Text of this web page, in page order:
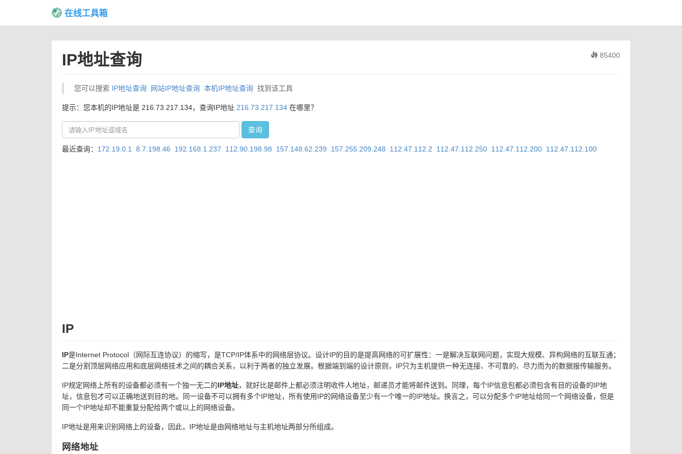
在线工具箱
IP地址查询 85400
您可以搜索 IP地址查询 网站IP地址查询 本机IP地址查询 找到该工具
提示：您本机的IP地址是 216.73.217.134，查询IP地址 216.73.217.134 在哪里？
查询
最近查询： 172.19.0.1 8.7.198.46 192.168.1.237 112.90.198.98 157.148.62.239 157.255.209.248 112.47.112.2 112.47.112.250 112.47.112.200 112.47.112.100
IP
IP是Internet Protocol（网际互连协议）的缩写，是TCP/IP体系中的网络层协议。设计IP的目的是提高网络的可扩展性：一是解决互联网问题，实现大规模、异构网络的互联互通；
二是分割顶层网络应用和底层网络技术之间的耦合关系，以利于两者的独立发展。根据端到端的设计原则，IP只为主机提供一种无连接、不可靠的、尽力而为的数据报传输服务。
IP规定网络上所有的设备都必须有一个独一无二的IP地址，就好比是邮件上都必须注明收件人地址，邮递员才能将邮件送到。同理，每个IP信息包都必须包含有目的设备的IP地
址，信息包才可以正确地送到目的地。同一设备不可以拥有多个IP地址，所有使用IP的网络设备至少有一个唯一的IP地址。换言之，可以分配多个IP地址给同一个网络设备，但是
同一个IP地址却不能重复分配给两个或以上的网络设备。
IP地址是用来识别网络上的设备，因此，IP地址是由网络地址与主机地址两部分所组成。
网络地址